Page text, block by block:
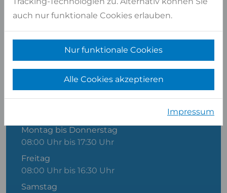
Beanstandung/Retoure
Materialkatalog
Cookie-Einstellungen
Für Architekten
Für Hausbesitzer
Für Händler/Steinmetze
Montag bis Donnerstag
08:00 Uhr bis 17:30 Uhr
Freitag
08:00 Uhr bis 16:30 Uhr
Samstag
auch nur funktionale Cookies erlauben.
Nur funktionale Cookies
Alle Cookies akzeptieren
Impressum